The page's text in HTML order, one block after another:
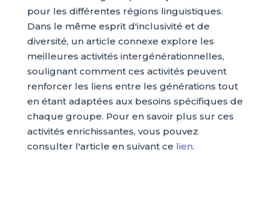
pour les différentes régions linguistiques.
Dans le même esprit d'inclusivité et de
diversité, un article connexe explore les
meilleures activités intergénérationnelles,
soulignant comment ces activités peuvent
renforcer les liens entre les générations tout
en étant adaptées aux besoins spécifiques de
chaque groupe. Pour en savoir plus sur ces
activités enrichissantes, vous pouvez
consulter l'article en suivant ce lien.